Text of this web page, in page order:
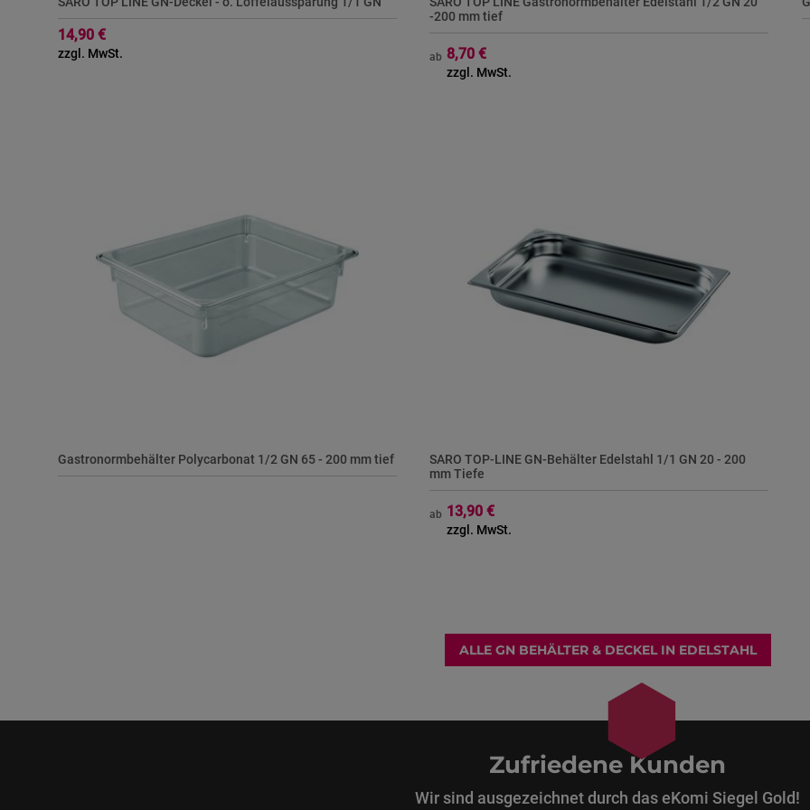
14,90 €
-200 mm tief
ab 8,70 €
Gastronormbehälter Polycarbonat 1/2 GN 65 - 200 mm tief
SARO TOP-LINE GN-Behälter Edelstahl 1/1 GN 20 - 200
mm Tiefe
ab 13,90 €
ALLE GN BEHÄLTER & DECKEL IN EDELSTAHL
Zufriedene Kunden
Wir sind ausgezeichnet durch das eKomi Siegel Gold!